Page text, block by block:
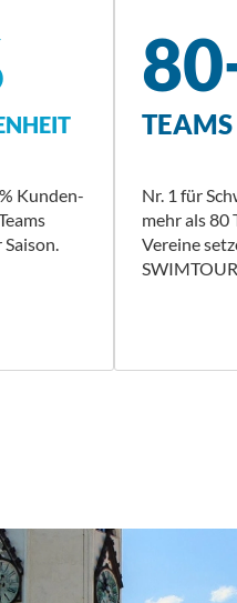
Kunden-
Nr. 1 für
mehr als 80
Vereine